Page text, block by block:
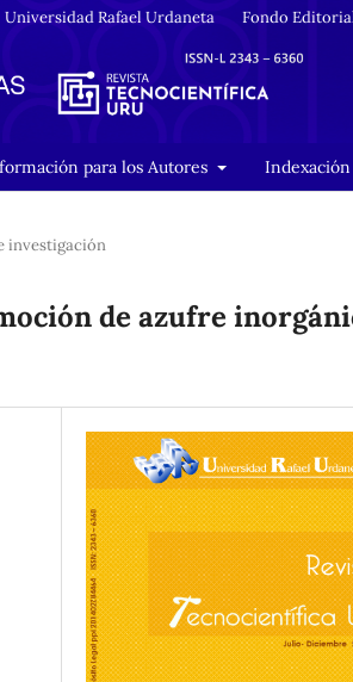
para los Autores
Universidad Rafael Urdaneta Fondo
investigación
de azufre